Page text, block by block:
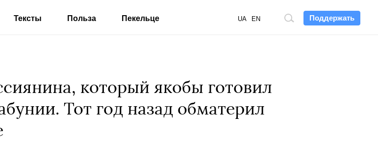
Поддержать
Поиск
UA EN
Тексты Польза Пекельце
который якобы готовил
Тот год назад обматерил